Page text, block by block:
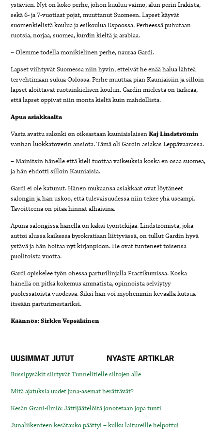
ystävien. Nyt on koko perhe, johon kuuluu vaimo, alun perin Irakista,
sekä 6- ja 7-vuotiaat pojat, muuttanut Suomeen. Lapset käyvät
suomenkielistä koulua ja esikoulua Espoossa. Perheessä puhutaan
ruotsia, norjaa, suomea, kurdin kieltä ja arabiaa.
– Olemme todella monikielinen perhe, nauraa Gardi.
Lapset viihtyvät Suomessa niin hyvin, etteivät he enää halua lähteä
tervehtimään sukua Oslossa. Perhe muuttaa pian Kauniaisiin ja silloin
lapset aloittavat ruotsinkielisen koulun. Gardin mielestä on tärkeää,
että lapset oppivat niin monta kieltä kuin mahdollista.
Apua asiakkaalta
Vasta avattu salonki on oikeastaan kauniaislaisenKaj Lindströmin
vanhan luokkatoverin ansiota. Tämä oli Gardin asiakas Leppävaarassa.
– Mainitsin hänelle että kieli tuottaa vaikeuksia koska en osaa suomea,
ja hän ehdotti silloin Kauniaisia.
Gardi ei ole katunut. Hänen mukaansa asiakkaat ovat löytäneet
salongin ja hän uskoo, että tulevaisuudessa niin tekee yhä useampi.
Tavoitteena on pitää hinnat alhaisina.
Apuna salongissa hänellä on kaksi työntekijää. Lindströmistä, joka
auttoi alussa kaikessa byrokratiaan liittyvässä, on tullut Gardin hyvä
ystävä ja hän hoitaa nyt kirjanpidon. He ovat tunteneet toisensa
puolitoista vuotta.
Gardi opiskelee työn ohessa parturilinjalla Practikumissa. Koska
hänellä on pitkä kokemus ammatista, opinnoista selviytyy
puolessatoista vuodessa. Siksi hän voi myöhemmin keväällä kutsua
itseään parturimestariksi.
Käännös: Sirkku Vepsäläinen
UUSIMMAT JUTUT NYASTE ARTIKLAR
Bussipysäkit siirtyvät Tunnelitielle siltojen alle
Mitä ajatuksia uudet juna-asemat herättävät?
Kesän Grani-ilmiö: Jättijäätelöitä jonotetaan jopa tunti
Junaliikenteen kesätauko päättyi – kulku laitureille helpottui